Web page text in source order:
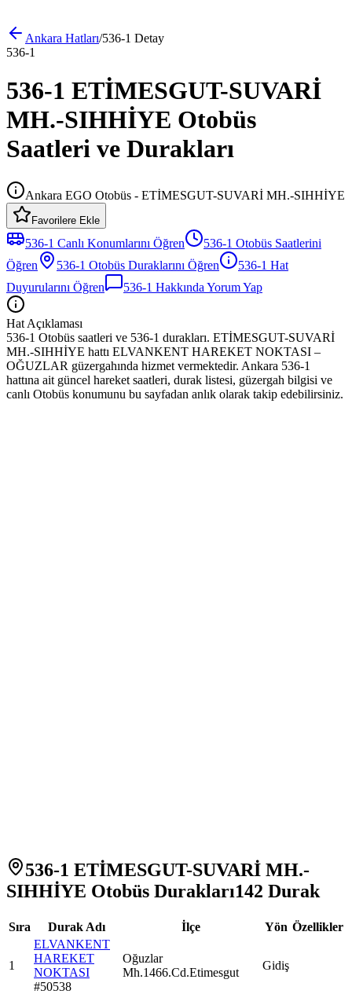
Ankara Hatları/536-1 Detay
536-1
536-1 ETİMESGUT-SUVARİ
MH.-SIHHİYE Otobüs
Saatleri ve Durakları
Ankara EGO Otobüs - ETİMESGUT-SUVARİ MH.-SIHHİYE
Favorilere Ekle
536-1 Canlı Konumlarını Öğren 536-1 Otobüs Saatlerini
Öğren
536-1 Otobüs Duraklarını Öğren 536-1 Hat
Duyurularını Öğren
536-1 Hakkında Yorum Yap
Hat Açıklaması
536-1 Otobüs saatleri ve 536-1 durakları. ETİMESGUT-SUVARİ
MH.-SIHHİYE hattı ELVANKENT HAREKET NOKTASI –
OĞUZLAR güzergahında hizmet vermektedir. Ankara 536-1
hattına ait güncel hareket saatleri, durak listesi, güzergah bilgisi ve
canlı Otobüs konumunu bu sayfadan anlık olarak takip edebilirsiniz.
536-1 ETİMESGUT-SUVARİ MH.-
SIHHİYE Otobüs Durakları142 Durak
Sıra Durak Adı İlçe Yön Özellikler
1
ELVANKENT
HAREKET
NOKTASI
#50538
Oğuzlar
Mh.1466.Cd.Etimesgut
Gidiş